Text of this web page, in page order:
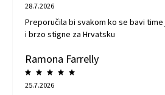
28.7.2026
Preporučila bi svakom ko se bavi
i brzo stigne za Hrvatsku
Ramona Farrelly
25.7.2026